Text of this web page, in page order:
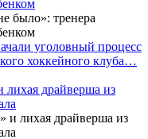
уголовный процесс
хоккейного клуба…
лихая драйверша из